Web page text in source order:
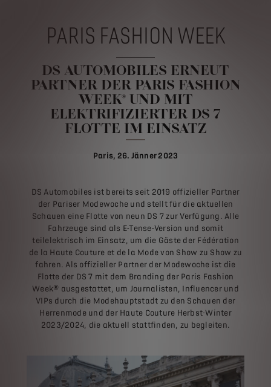
PARIS FASHION WEEK
DS AUTOMOBILES ERNEUT
PARTNER DER PARIS FASHION
WEEK® UND MIT
ELEKTRIFIZIERTER DS 7
FLOTTE IM EINSATZ
Paris, 26. Jänner 2023
DS Automobiles ist bereits seit 2019 offizieller Partner
der Pariser Modewoche und stellt für die aktuellen
Schauen eine Flotte von neun DS 7 zur Verfügung. Alle
Fahrzeuge sind als E-Tense-Version und somit
teilelektrisch im Einsatz, um die Gäste der Fédération
de la Haute Couture et de la Mode von Show zu Show zu
fahren. Als offizieller Partner der Modewoche ist die
Flotte der DS 7 mit dem Branding der Paris Fashion
Week® ausgestattet, um Journalisten, Influencer und
VIPs durch die Modehauptstadt zu den Schauen der
Herrenmode und der Haute Couture Herbst-Winter
2023/2024, die aktuell stattfinden, zu begleiten.